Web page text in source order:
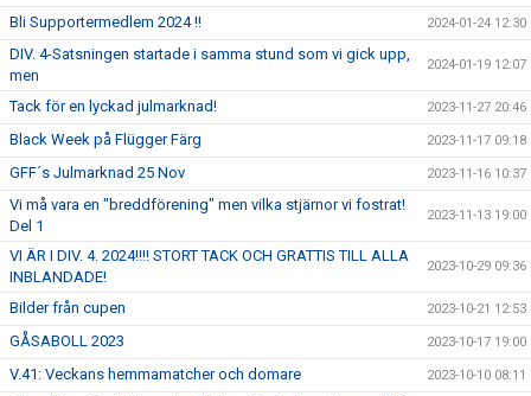
Bli Supportermedlem 2024 !! 2024-01-24 12:30
DIV. 4-Satsningen startade i samma stund som vi gick upp,
men
2024-01-19 12:07
Tack för en lyckad julmarknad! 2023-11-27 20:46
Black Week på Flügger Färg 2023-11-17 09:18
GFF´s Julmarknad 25 Nov 2023-11-16 10:37
Vi må vara en "breddförening" men vilka stjärnor vi fostrat!
Del 1
2023-11-13 19:00
VI ÄR I DIV. 4. 2024!!!! STORT TACK OCH GRATTIS TILL ALLA
INBLANDADE!
2023-10-29 09:36
Bilder från cupen 2023-10-21 12:53
GÅSABOLL 2023 2023-10-17 19:00
V.41: Veckans hemmamatcher och domare 2023-10-10 08:11